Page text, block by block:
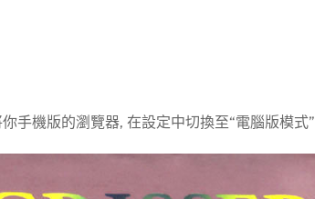
手機版的瀏覽器, 在設定中切換至“電腦版模式”